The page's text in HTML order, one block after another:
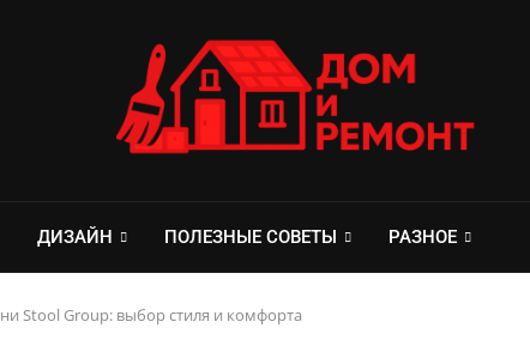
ДИЗАЙН ПОЛЕЗНЫЕ СОВЕТЫ РАЗНОЕ
Stool Group: выбор стиля и комфорта